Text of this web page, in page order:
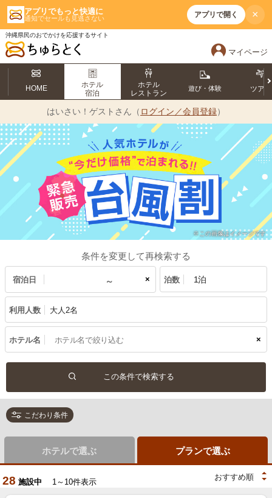
アプリでもっと快適に
通知でセールも見逃さない アプリで開く ×
沖縄県民のおでかけを応援するサイト
マイページ
HOME
ホテル
宿泊
ホテル
レストラン
遊び・体験 ツアー
はいさい！ ゲストさん（ ログイン／会員登録）
※この画像はイメージです
条件を変更して再検索する
宿泊日 × 泊数
利用人数 大人2名
ホテル名 ×
こだわり条件
ホテルで選ぶ プランで選ぶ
28 施設中 1～10件表示